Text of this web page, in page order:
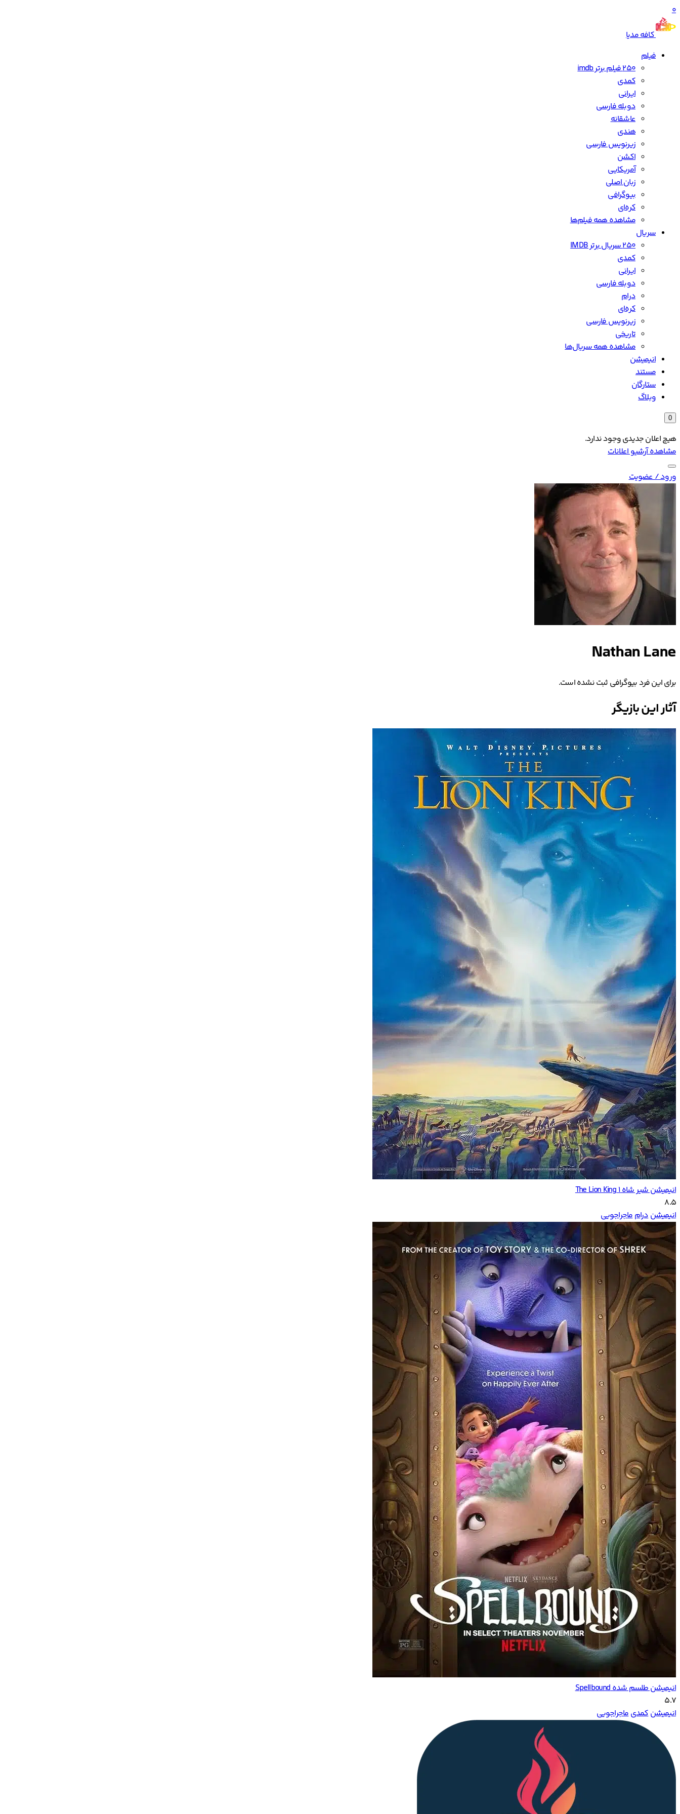
0
کافه مدیا
فیلم
250 فیلم برتر imdb
کمدی
ایرانی
دوبله فارسی
عاشقانه
هندی
زیرنویس فارسی
اکشن
آمریکایی
زبان اصلی
بیوگرافی
کره‌ای
مشاهده همه فیلم‌ها
سریال
۲۵۰ سریال برتر IMDB
کمدی
ایرانی
دوبله فارسی
درام
کره‌ای
زیرنویس فارسی
تاریخی
مشاهده همه سریال‌ها
انیمیشن
مستند
ستارگان
وبلاگ
0
هیچ اعلان جدیدی وجود ندارد.
مشاهده آرشیو اعلانات
ورود / عضویت
Nathan Lane
برای این فرد بیوگرافی ثبت نشده است.
آثار این بازیگر
انیمیشن شیر شاه ۱ The Lion King
8.5
انیمیشندرامماجراجویی
انیمیشن طلسم شده Spellbound
5.7
انیمیشنکمدیماجراجویی